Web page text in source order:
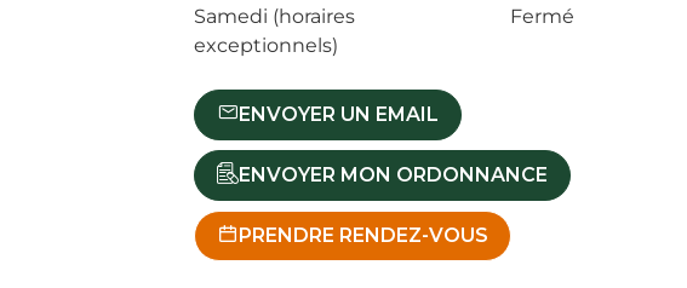
Samedi (horaires
exceptionnels)
Fermé
ENVOYER UN EMAIL
ENVOYER MON ORDONNANCE
PRENDRE RENDEZ-VOUS